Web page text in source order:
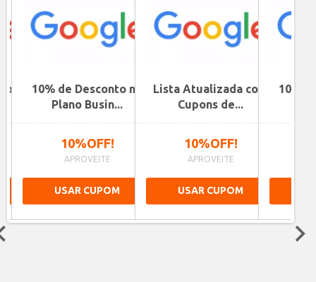
10% de Desconto no
Plano Busin...
10%OFF!
APROVEITE
USAR CUPOM
Lista Atualizada com
Cupons de...
10%OFF!
APROVEITE
USAR CUPOM
10%